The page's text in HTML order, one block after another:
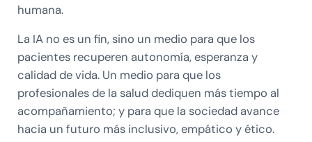
humana.
La IA no es un fin, sino un medio para que los
pacientes recuperen autonomía, esperanza y
calidad de vida. Un medio para que los
profesionales de la salud dediquen más tiempo al
acompañamiento; y para que la sociedad avance
hacia un futuro más inclusivo, empático y ético.